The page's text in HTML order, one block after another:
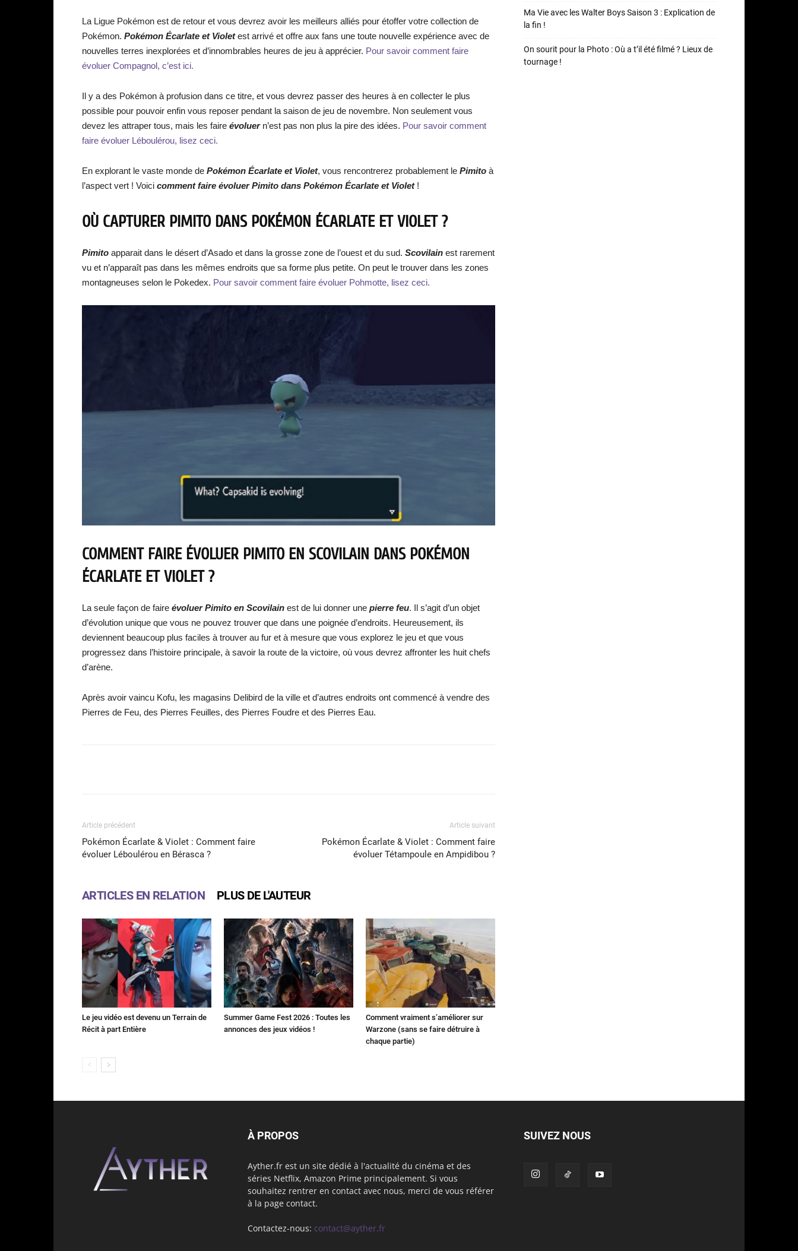
La Ligue Pokémon est de retour et vous devrez avoir les meilleurs alliés pour étoffer votre collection de
Pokémon. Pokémon Écarlate et Violetest arrivé et offre aux fans une toute nouvelle expérience avec de
nouvelles terres inexplorées et d’innombrables heures de jeu à apprécier. Pour savoir comment faire
évoluer Compagnol, c’est ici.
Il y a des Pokémon à profusion dans ce titre, et vous devrez passer des heures à en collecter le plus
possible pour pouvoir enfin vous reposer pendant la saison de jeu de novembre. Non seulement vous
devez les attraper tous, mais les faire évoluer n’est pas non plus la pire des idées. Pour savoir comment
faire évoluer Léboulérou, lisez ceci.
En explorant le vaste monde de Pokémon Écarlate et Violet, vous rencontrerez probablement le Pimito à
l’aspect vert ! Voici comment faire évoluer Pimito dans Pokémon Écarlate et Violet!
OÙ CAPTURER PIMITO DANS POKÉMON ÉCARLATE ET VIOLET ?
Pimito apparait dans le désert d’Asado et dans la grosse zone de l’ouest et du sud. Scovilain est rarement
vu et n’apparaît pas dans les mêmes endroits que sa forme plus petite. On peut le trouver dans les zones
montagneuses selon le Pokedex. Pour savoir comment faire évoluer Pohmotte, lisez ceci.
COMMENT FAIRE ÉVOLUER PIMITO EN SCOVILAIN DANS POKÉMON
ÉCARLATE ET VIOLET ?
La seule façon de faire évoluer Pimito en Scovilain est de lui donner une pierre feu. Il s’agit d’un objet
d’évolution unique que vous ne pouvez trouver que dans une poignée d’endroits. Heureusement, ils
deviennent beaucoup plus faciles à trouver au fur et à mesure que vous explorez le jeu et que vous
progressez dans l’histoire principale, à savoir la route de la victoire, où vous devrez affronter les huit chefs
d’arène.
Après avoir vaincu Kofu, les magasins Delibird de la ville et d’autres endroits ont commencé à vendre des
Pierres de Feu, des Pierres Feuilles, des Pierres Foudre et des Pierres Eau.
Article précédent
Pokémon Écarlate & Violet : Comment faire
évoluer Léboulérou en Bérasca ?
Article suivant
Pokémon Écarlate & Violet : Comment faire
évoluer Tétampoule en Ampidibou ?
ARTICLES EN RELATION PLUS DE L'AUTEUR
Le jeu vidéo est devenu un Terrain de
Récit à part Entière
Summer Game Fest 2026 : Toutes les
annonces des jeux vidéos !
Comment vraiment s’améliorer sur
Warzone (sans se faire détruire à
chaque partie)
Ma Vie avec les Walter Boys Saison 3 : Explication de
la fin !
On sourit pour la Photo : Où a t’il été filmé ? Lieux de
tournage !
À PROPOS
Ayther.fr est un site dédié à l'actualité du cinéma et des
séries Netflix, Amazon Prime principalement. Si vous
souhaitez rentrer en contact avec nous, merci de vous référer
à la page contact.
Contactez-nous: contact@ayther.fr
SUIVEZ NOUS